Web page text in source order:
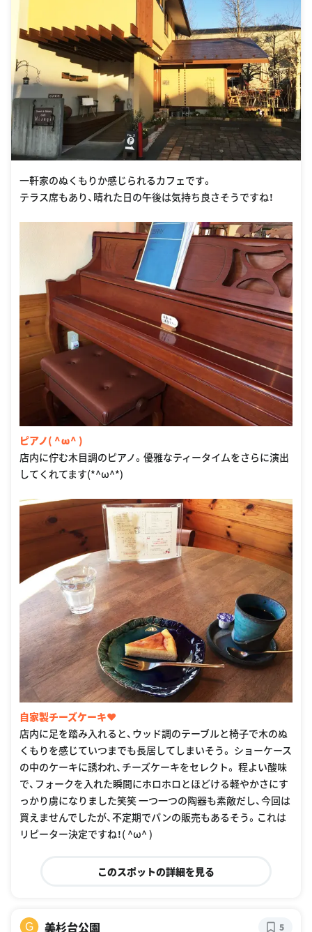
一軒家のぬくもりか感じられるカフェです。
テラス席もあり、晴れた日の午後は気持ち良さそうですね！
ピアノ( ^ω^ )
店内に佇む木目調のピアノ。優雅なティータイムをさらに演出
してくれてます(*^ω^*)
自家製チーズケーキ❤︎
店内に足を踏み入れると、ウッド調のテーブルと椅子で木のぬ
くもりを感じていつまでも長居してしまいそう。 ショーケース
の中のケーキに誘われ、チーズケーキをセレクト。 程よい酸味
で、フォークを入れた瞬間にホロホロとほどける軽やかさにす
っかり虜になりました笑笑 一つ一つの陶器も素敵だし、今回は
買えませんでしたが、不定期でパンの販売もあるそう。これは
リピーター決定ですね！( ^ω^ )
このスポットの詳細を見る
G 美杉台公園 5